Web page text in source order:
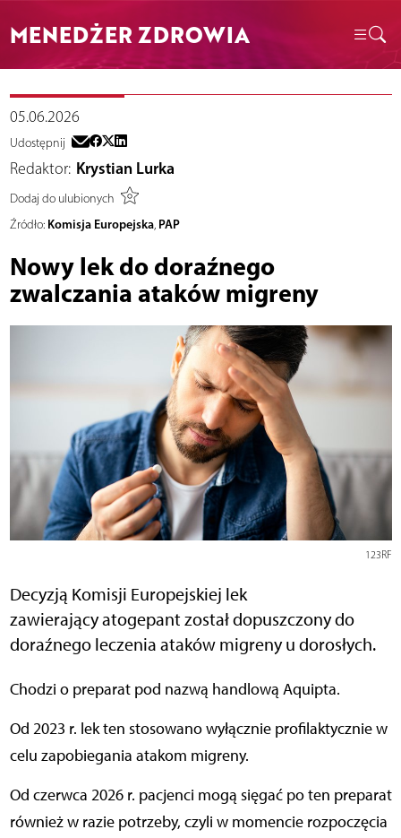
MENEDŻER ZDROWIA
05.06.2026
Udostępnij
Redaktor: Krystian Lurka
Dodaj do ulubionych
Źródło: Komisja Europejska, PAP
Nowy lek do doraźnego
zwalczania ataków migreny
123RF
Decyzją Komisji Europejskiej lek
zawierający atogepant został dopuszczony do
doraźnego leczenia ataków migreny u dorosłych.
Chodzi o preparat pod nazwą handlową Aquipta.
Od 2023 r. lek ten stosowano wyłącznie profilaktycznie w
celu zapobiegania atakom migreny.
Od czerwca 2026 r. pacjenci mogą sięgać po ten preparat
również w razie potrzeby, czyli w momencie rozpoczęcia